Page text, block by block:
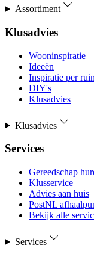
Assortiment
Klusadvies
Wooninspiratie
Ideeën
Inspiratie per
DIY's
Klusadvies
Klusadvies
Services
Gereedschap
Klusservice
Advies aan huis
PostNL
Bekijk alle
Services